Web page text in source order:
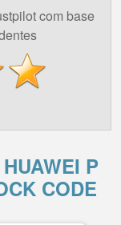
com base
P
CODE